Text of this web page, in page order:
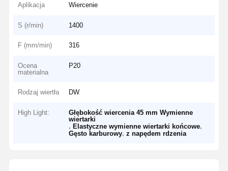
Aplikacja Wiercenie
S (r/min) 1400
F (mm/min) 316
Ocena
materialna
P20
Rodzaj wiertła DW
High Light:
Głębokość wiercenia 45 mm Wymienne
wiertarki
,Elastyczne wymienne wiertarki końcowe
Gęsto karburowy ,z napędem rdzenia